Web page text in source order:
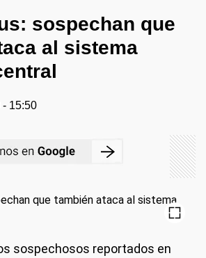
sospechan que
al sistema
15:50
sospechosos reportados en